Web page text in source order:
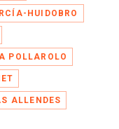
HUIDOBRO
POLLAROLO
ALLENDES